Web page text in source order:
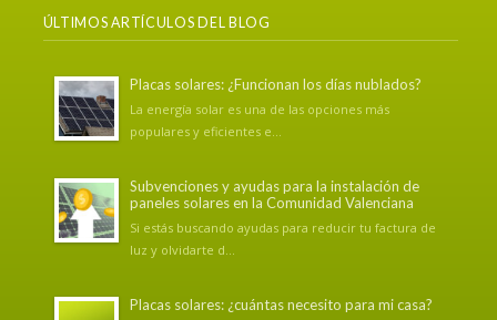
ÚLTIMOS ARTÍCULOS DEL BLOG
Placas solares: ¿Funcionan los días nublados?
La energía solar es una de las opciones más
populares y eficientes e...
Subvenciones y ayudas para la instalación de
paneles solares en la Comunidad Valenciana
Si estás buscando ayudas para reducir tu factura de
luz y olvidarte d...
Placas solares: ¿cuántas necesito para mi casa?